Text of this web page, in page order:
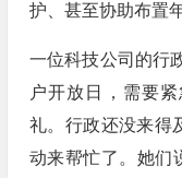
护、甚至协助布置
一位科技公司的行
户开放日，需要
礼。行政还没来得
动来帮忙了。她们